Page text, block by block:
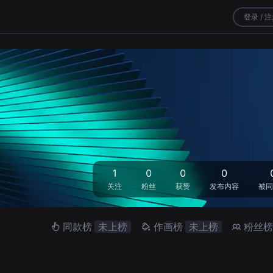
登录 /
1
关注
0
粉丝
0
获赞
0
发布内容 被
同款榜 未上榜 作画榜 未上榜 粉丝榜